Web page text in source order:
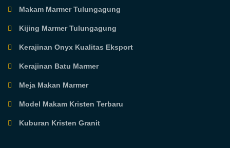
Makam Marmer Tulungagung
Kijing Marmer Tulungagung
Kerajinan Onyx Kualitas Eksport
Kerajinan Batu Marmer
Meja Makan Marmer
Model Makam Kristen Terbaru
Kuburan Kristen Granit